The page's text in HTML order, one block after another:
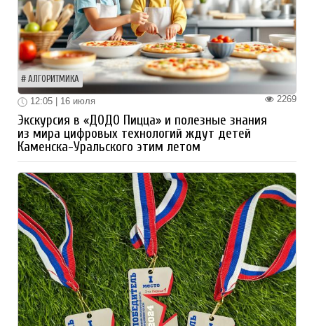
АЛГОРИТМИКА
2269
12:05 | 16 июля
Экскурсия в «ДОДО Пицца» и полезные знания
из мира цифровых технологий ждут детей
Каменска-Уральского этим летом